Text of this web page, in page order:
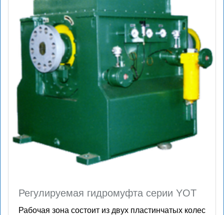
Регулируемая гидромуфта серии YOT
Рабочая зона состоит из двух пластинчатых колес